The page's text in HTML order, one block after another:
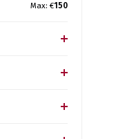
Max: €150